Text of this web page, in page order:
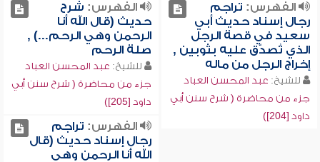
الفهرس: تراجم
رجال إسناد حديث أبي
سعيد في قصة الرجل
الذي تُصدّق عليه بثوبين ,
إخراج الرجل من ماله
للشيخ: عبد المحسن العباد
جزء من محاضرة ( شرح سنن أبي
داود [204])
الفهرس: شرح
حديث (قال الله أنا
الرحمن وهي الرحم...) ,
صلة الرحم
للشيخ: عبد المحسن العباد
جزء من محاضرة ( شرح سنن أبي
داود [205])
الفهرس: تراجم
رجال إسناد حديث (قال
الله أنا الرحمن وهي